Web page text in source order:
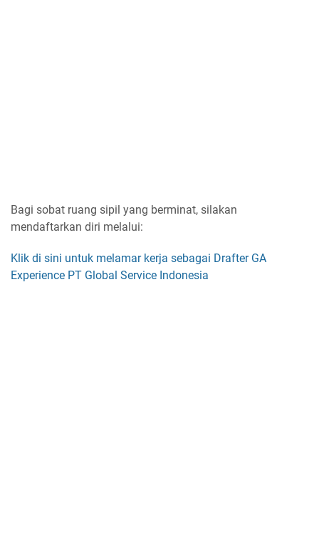
Bagi sobat ruang sipil yang berminat, silakan
mendaftarkan diri melalui:
Klik di sini untuk melamar kerja sebagai Drafter GA
Experience PT Global Service Indonesia